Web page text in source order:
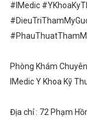
#IMedic
Phòng Khám
IMedic Y Khoa Kỹ
Địa chỉ : 72 Phạm